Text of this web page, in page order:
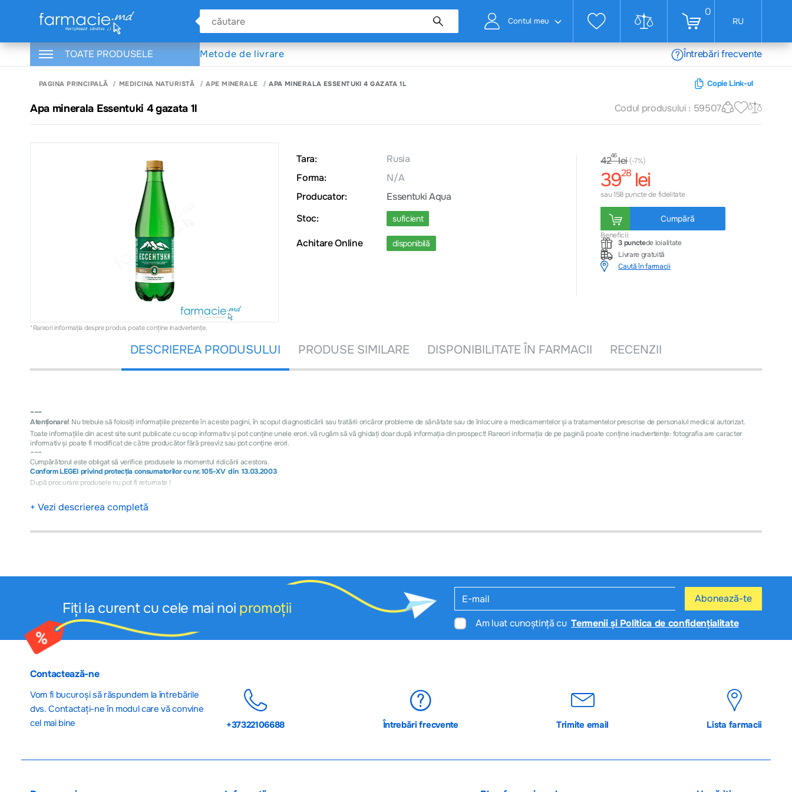
Contul meu
0
RU
TOATE PRODUSELE Metode de livrare Întrebări frecvente
PAGINA PRINCIPALĂ MEDICINA NATURISTĂ APE MINERALE APA MINERALA ESSENTUKI 4 GAZATA 1L Copie Link-ul
Apa minerala Essentuki 4 gazata 1l Codul produsului : 59507
*Rareori informația despre produs poate conţine inadvertenţe.
Tara:
Rusia
Forma:
N/A
Producator:
Essentuki Aqua
Stoc:
suficient
Achitare Online disponibilă
4246lei (-7%)
3928 lei
sau 158 puncte de fidelitate
Cumpără
Beneficii:
3 punctede loialitate
Livrare gratuită
Caută în farmacii
DESCRIEREA PRODUSULUI PRODUSE SIMILARE DISPONIBILITATE ÎN FARMACII RECENZII
---
Atenționare! Nu trebuie să folosiți informațiile prezente în aceste pagini, în scopul diagnosticării sau tratării oricăror probleme de sănătate sau de înlocuire a medicamentelor și a tratamentelor prescrise de personalul medical autorizat.
Toate informațiile din acest site sunt publicate cu scop informativ și pot conține unele erori, vă rugăm să vă ghidați doar după informația din prospect! Rareori informația de pe pagină poate conţine inadvertenţe: fotografia are caracter
informativ şi poate fi modificat de către producător fără preaviz sau pot conţine erori.
---
Cumpărătorul este obligat să verifice produsele la momentul ridicării acestora.
Conform LEGEI privind protecţia consumatorilor cu nr. 105-XV din 13.03.2003
După procurare produsele nu pot fi returnate !
+ Vezi descrierea completă
Fiți la curent cu cele mai noi promoții
Am luat cunoștință cu Termenii și Politica de confidențialitate
Abonează-te
Contactează-ne
Vom fi bucuroși să răspundem la întrebările
dvs. Contactați-ne în modul care vă convine
cel mai bine
+37322106688 Întrebări frecvente Trimite email Lista farmacii